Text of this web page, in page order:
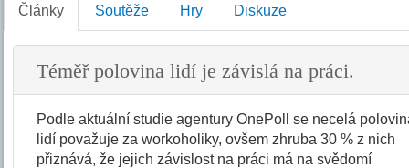
Články Soutěže Hry Diskuze
Téměř polovina lidí je závislá na práci.
Podle aktuální studie agentury OnePoll se necelá
lidí považuje za workoholiky, ovšem zhruba 30 % z nich
přiznává, že jejich závislost na práci má na svědomí